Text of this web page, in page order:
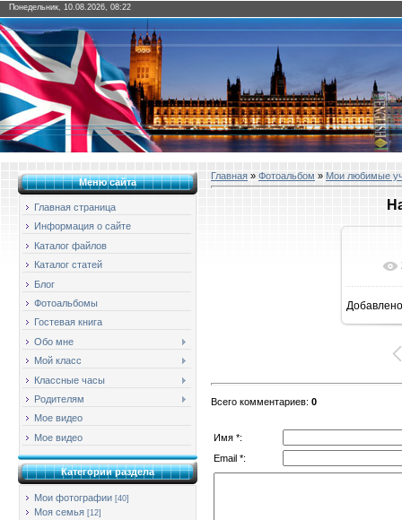
Понедельник, 10.08.2026, 08:22
Меню сайта
Главная страница
Информация о сайте
Каталог файлов
Каталог статей
Блог
Фотоальбомы
Гостевая книга
Обо мне
Мой класс
Классные часы
Родителям
Мое видео
Мое видео
Категории раздела
Мои фотографии [40]
Моя семья [12]
Главная » Фотоальбом » Мои любимые
Добавлено
Всего комментариев: 0
Имя *:
Email *: